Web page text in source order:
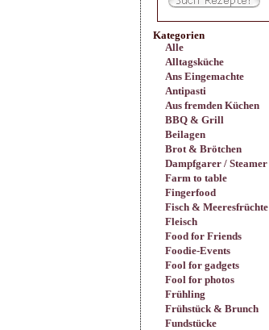
Kategorien
Alle
Alltagsküche
Ans Eingemachte
Antipasti
Aus fremden Küchen
BBQ & Grill
Beilagen
Brot & Brötchen
Dampfgarer / Steamer
Farm to table
Fingerfood
Fisch & Meeresfrüchte
Fleisch
Food for Friends
Foodie-Events
Fool for gadgets
Fool for photos
Frühling
Frühstück & Brunch
Fundstücke